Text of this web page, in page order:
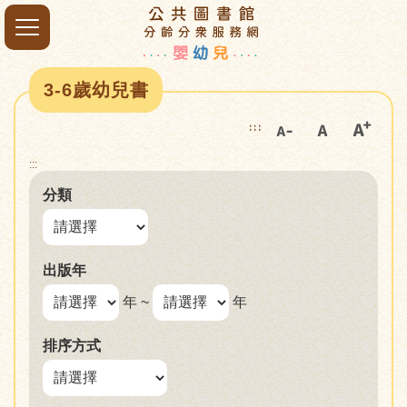
3-6歲幼兒書
:::
:::
分類
出版年
年 ~ 年
排序方式